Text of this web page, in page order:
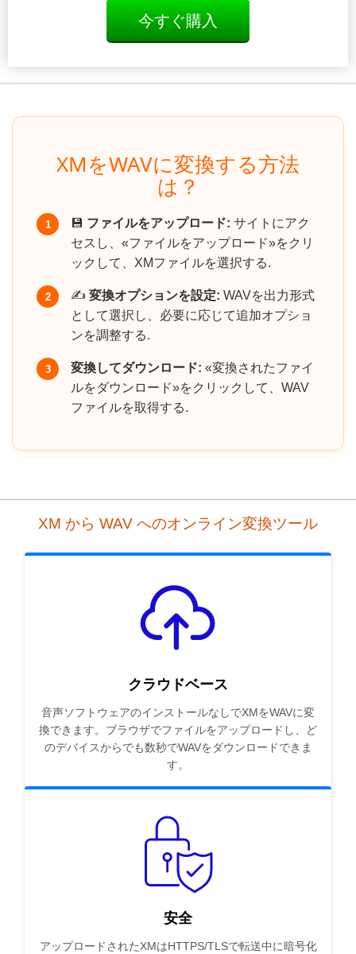
今すぐ購入
XMをWAVに変換する方法
は？
1 💾 ファイルをアップロード: サイトにアク
セスし、«ファイルをアップロード»をクリ
ックして、XMファイルを選択する.
2 ✍️ 変換オプションを設定: WAVを出力形式
として選択し、必要に応じて追加オプショ
ンを調整する.
3 変換してダウンロード: «変換されたファイ
ルをダウンロード»をクリックして、WAV
ファイルを取得する.
XM から WAV へのオンライン変換ツール
クラウドベース
音声ソフトウェアのインストールなしでXMをWAVに変
換できます。ブラウザでファイルをアップロードし、ど
のデバイスからでも数秒でWAVをダウンロードできま
す。
安全
アップロードされたXMはHTTPS/TLSで転送中に暗号化